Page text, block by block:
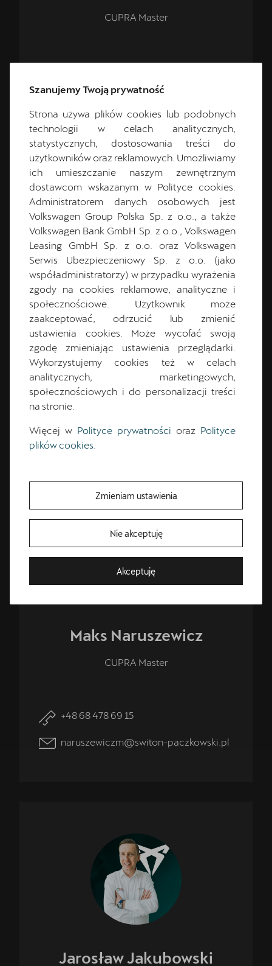
Bezpłatna jazda próbna
Przetestuj model z wybranym silnikiem i skrzynią biegów
CUPRA Master
rogowiczk@switon-paczkowski.pl
KevinŁoś
CUPRA Master
+48 68 478 69 15
Maks Naruszewicz
CUPRA Master
+48 68 478 69 15
naruszewiczm@switon-paczkowski.pl
JarosławJakubowski
Szanujemy Twoją prywatność
Strona używa plików cookies lub podobnych
technologii w celach analitycznych,
statystycznych, dostosowania treści do
użytkowników oraz reklamowych. Umożliwiamy
ich umieszczanie naszym zewnętrznym
dostawcom wskazanym w Polityce cookies.
Administratorem danych osobowych jest
Volkswagen Group Polska Sp. z o.o., a także
Volkswagen Bank GmbH Sp. z o.o., Volkswagen
Leasing GmbH Sp. z o.o. oraz Volkswagen
Serwis Ubezpieczeniowy Sp. z o.o. (jako
współadministratorzy) w przypadku wyrażenia
zgody na cookies reklamowe, analityczne i
społecznościowe. Użytkownik może
zaakceptować, odrzucić lub zmienić
ustawienia cookies. Może wycofać swoją
zgodę zmieniając ustawienia przeglądarki.
Wykorzystujemy cookies też w celach
analitycznych, marketingowych,
społecznościowych i do personalizacji treści
na stronie.
Więcej w Polityce prywatności oraz Polityce
plików cookies
Zmieniam ustawienia
Nie akceptuję
Akceptuję